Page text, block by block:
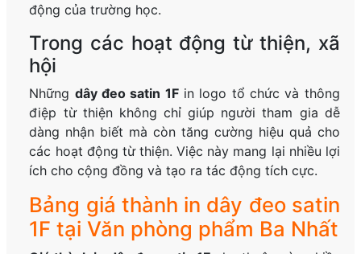
động của trường học.
Trong các hoạt động từ thiện, xã
hội
Những dây đeo satin 1Fin logo tổ chức và thông
điệp từ thiện không chỉ giúp người tham gia dễ
dàng nhận biết mà còn tăng cường hiệu quả cho
các hoạt động từ thiện. Việc này mang lại nhiều lợi
ích cho cộng đồng và tạo ra tác động tích cực.
Bảng giá thành in dây đeo satin
1F tại Văn phòng phẩm Ba Nhất